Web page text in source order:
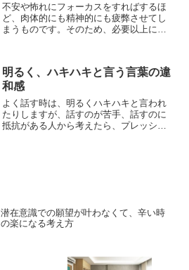
不安や怖れにフォーカスをすればするほ
ど、肉体的にも精神的にも疲弊させてし
まうものです。そのため、必要以上に不
せるためのエネルギーとな...
明るく、ハキハキと言う言葉の違
和感
よく話す時は、明るくハキハキと言われ
たりしますが、話すのが苦手、話すのに
抵抗がある人から考えたら、プレッシャ
潜在意識での願望が叶わなくて、辛い時
の楽になる考え方